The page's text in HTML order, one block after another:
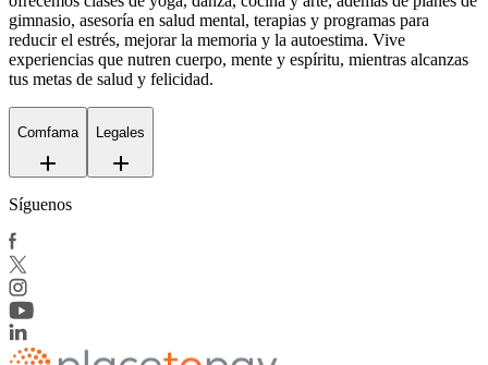
gimnasio, asesoría en salud mental, terapias y programas para
reducir el estrés, mejorar la memoria y la autoestima. Vive
experiencias que nutren cuerpo, mente y espíritu, mientras alcanzas
tus metas de salud y felicidad.
Comfama Legales
Síguenos